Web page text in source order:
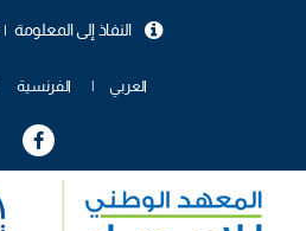
النفاذ إلى المعلومة
العربي الفرنسية